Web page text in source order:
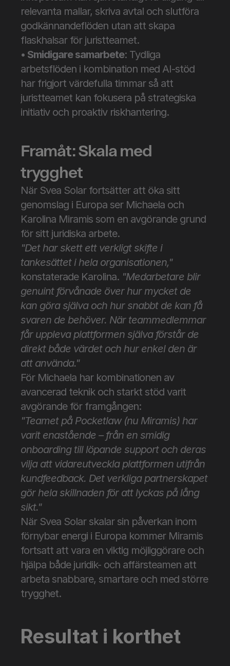
relevanta mallar, skriva avtal och slutföra
godkännandeflöden utan att skapa
flaskhalsar för juristteamet.
• Smidigare samarbete: Tydliga
arbetsflöden i kombination med AI-stöd
har frigjort värdefulla timmar så att
juristteamet kan fokusera på strategiska
initiativ och proaktiv riskhantering.
Framåt: Skala med
trygghet
När Svea Solar fortsätter att öka sitt
genomslag i Europa ser Michaela och
Karolina Miramis som en avgörande grund
för sitt juridiska arbete.
"Det har skett ett verkligt skifte i
tankesättet i hela organisationen,"
konstaterade Karolina. "Medarbetare blir
genuint förvånade över hur mycket de
kan göra själva och hur snabbt de kan få
svaren de behöver. När teammedlemmar
får uppleva plattformen själva förstår de
direkt både värdet och hur enkel den är
att använda."
För Michaela har kombinationen av
avancerad teknik och starkt stöd varit
avgörande för framgången:
"Teamet på Pocketlaw (nu Miramis) har
varit enastående – från en smidig
onboarding till löpande support och deras
vilja att vidareutveckla plattformen utifrån
kundfeedback. Det verkliga partnerskapet
gör hela skillnaden för att lyckas på lång
sikt."
När Svea Solar skalar sin påverkan inom
förnybar energi i Europa kommer Miramis
fortsatt att vara en viktig möjliggörare och
hjälpa både juridik- och affärsteamen att
arbeta snabbare, smartare och med större
trygghet.
Resultat i korthet